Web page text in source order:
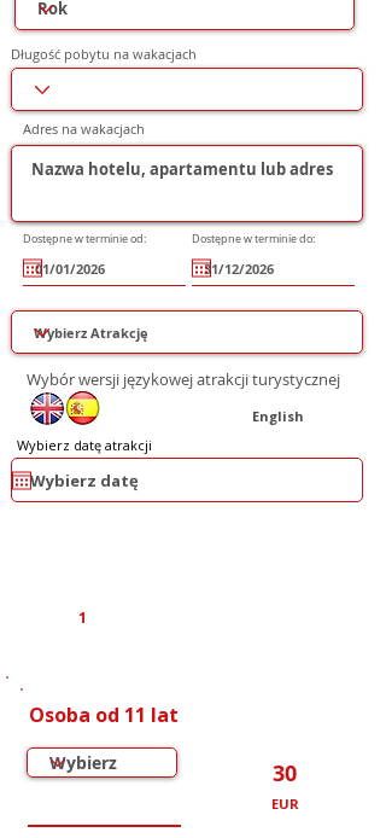
Długość pobytu na wakacjach
Adres na wakacjach
Dostępne w terminie od: Dostępne w terminie do:
Wybór wersji językowej atrakcji turystycznej
English
Wybierz datę atrakcji
1
Osoba od 11 lat
30
EUR